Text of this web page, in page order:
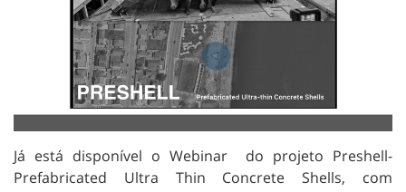
Já está disponível o Webinar do projeto Preshell-
Prefabricated Ultra Thin Concrete Shells, com